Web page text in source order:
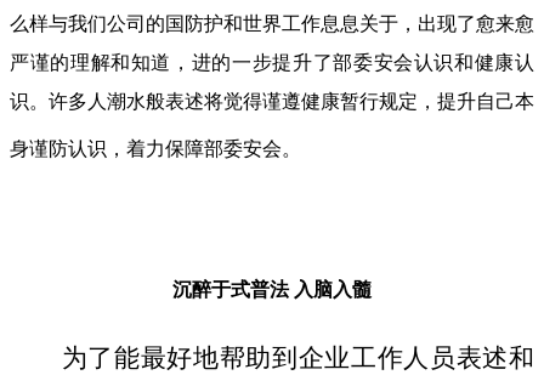
么样与我们公司的国防护和世界工作息息关于，出现了愈来愈
严谨的理解和知道，进的一步提升了部委安会认识和健康认
识。许多人潮水般表述将觉得谨遵健康暂行规定，提升自己本
身谨防认识，着力保障部委安会。
沉醉于式普法 入脑入髓
为了能最好地帮助到企业工作人员表述和